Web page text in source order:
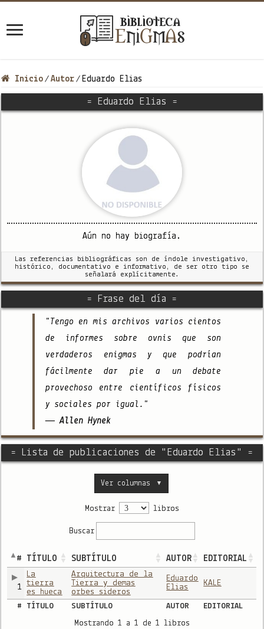
Inicio / Autor / Eduardo Elias
= Eduardo Elias =
Aún no hay biografía.
Las referencias bibliográficas son de índole investigativo,
histórico, documentativo e informativo, de ser otro tipo se
señalará explícitamente.
= Frase del día =
"Tengo en mis archivos varios cientos
de informes sobre ovnis que son
verdaderos enigmas y que podrían
fácilmente dar pie a un debate
provechoso entre científicos físicos
y sociales por igual."
— Allen Hynek
= Lista de publicaciones de "Eduardo Elias" =
Ver columnas ▼
Mostrar libros
Buscar
# TÍTULO SUBTÍTULO AUTOR EDITORIAL
1
La
tierra
es hueca
Arquitectura de la
Tierra y demas
orbes sideros
Eduardo
Elias
KALE
# TÍTULO SUBTÍTULO AUTOR
EDITORIAL
Mostrando 1 a 1 de 1 libros